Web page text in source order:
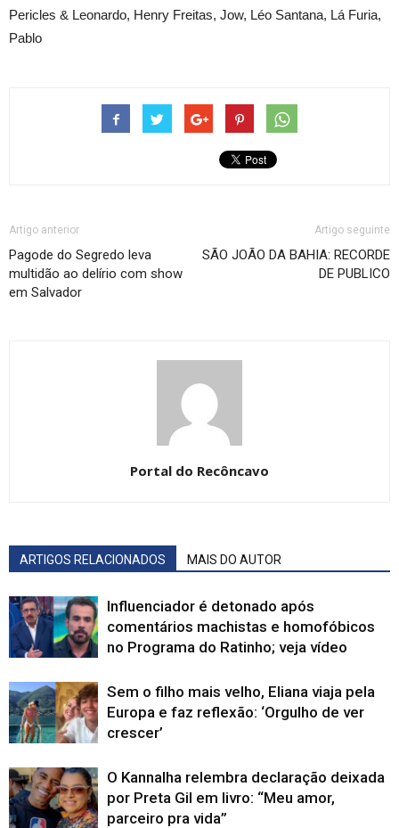
Pericles & Leonardo, Henry Freitas, Jow, Léo Santana, Lá Furia,
Pablo
Artigo anterior
Pagode do Segredo leva
multidão ao delírio com show
em Salvador
Artigo seguinte
SÃO JOÃO DA BAHIA: RECORDE
DE PUBLICO
Portal do Recôncavo
ARTIGOS RELACIONADOS MAIS DO AUTOR
Influenciador é detonado após
comentários machistas e homofóbicos
no Programa do Ratinho; veja vídeo
Sem o filho mais velho, Eliana viaja pela
Europa e faz reflexão: ‘Orgulho de ver
crescer’
O Kannalha relembra declaração deixada
por Preta Gil em livro: “Meu amor,
parceiro pra vida”